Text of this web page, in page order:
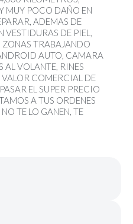
MUY POCO DAÑO EN
ADEMAS DE
VESTIDURAS DE PIEL,
TRABAJANDO
AUTO, CAMARA
AL VOLANTE, RINES
COMERCIAL DE
EL SUPER PRECIO
A TUS ORDENES
TE LO GANEN, TE